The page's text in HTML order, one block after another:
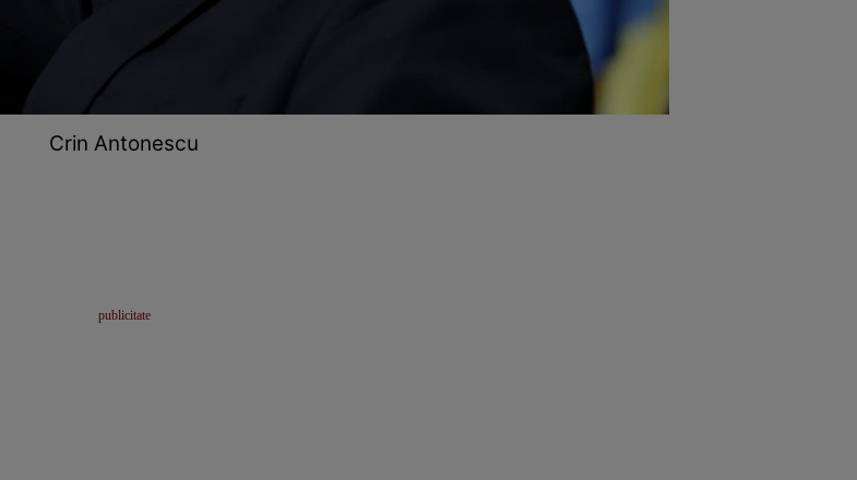
Crin Antonescu